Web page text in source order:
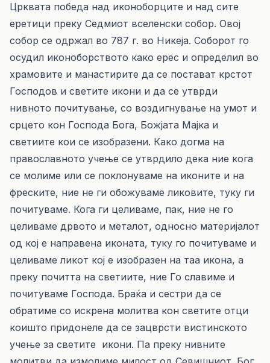
Црквата победа над иконоборците и над сите
еретици преку Седмиот вселенски собор. Овој
собор се одржал во 787 г. во Никеја. Соборот го
осудил иконоборството како ерес и определил во
храмовите и манастирите да се постават крстот
Господов и светите икони и да се утврди
нивното почитување, со воздигнување на умот и
срцето кон Господа Бога, Божјата Мајка и
светиите кои се изобразени. Како догма на
православното учење се утврдило дека ние кога
се молиме или се поклонуваме на иконите и на
фреските, ние не ги обожуваме ликовите, туку ги
почитуваме. Кога ги целиваме, пак, ние не го
целиваме дрвото и металот, односно материјалот
од кој е направена иконата, туку го почитуваме и
целиваме ликот кој е изобразен на таа икона, а
преку почитта на светиите, ние Го славиме и
почитуваме Господа. Браќа и сестри да се
обратиме со искрена молитва кон светите отци
коишто придонеле да се зацврсти вистинското
учење за светите икони. Па преку нивните